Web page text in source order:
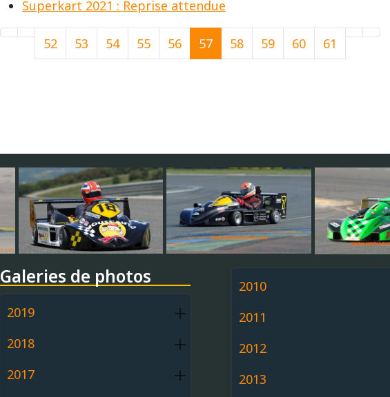
Superkart 2021 : Reprise attendue
52 53 54 55 56 57 58 59 60 61
Galeries de photos
2019
2018
2017
2010
2011
2012
2013